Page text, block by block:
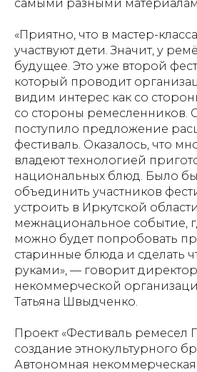
самыми разными
«Приятно, что в мастер-
участвуют дети. Значит, у
будущее. Это уже второй
который проводит
видим интерес как со
со стороны ремесленников.
поступило предложение
фестиваль. Оказалось, что
владеют технологией
национальных блюд. Было
объединить участников
устроить в Иркутской
межнациональное событие,
можно будет попробовать
старинные блюда и сделать
руками», — говорит директор
некоммерческой
Татьяна Швыдченко.
Проект «Фестиваль ремесел
создание этнокультурного
Автономная